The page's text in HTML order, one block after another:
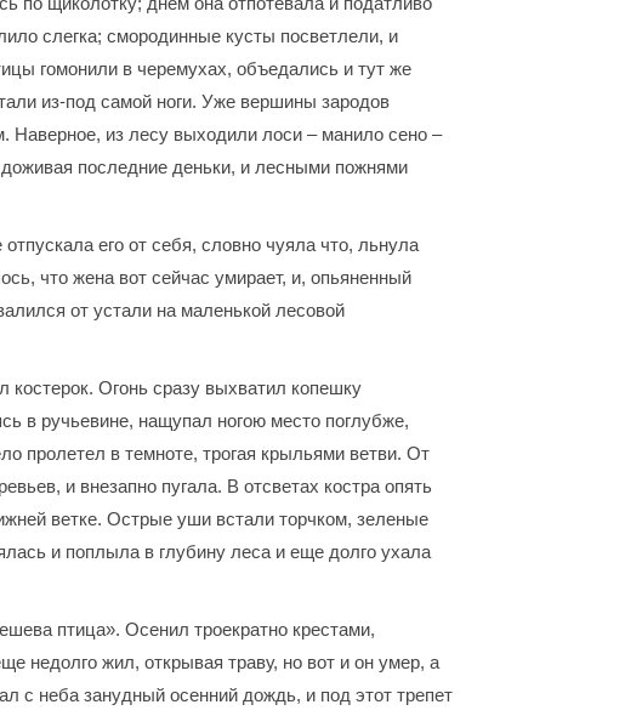
слегка; смородинные кусты посветлели, и
гомонили в черемухах, объедались и тут же
из-под самой ноги. Уже вершины зародов
Наверное, из лесу выходили лоси – манило сено –
последние деньки, и лесными пожнями
его от себя, словно чуяла что, льнула
что жена вот сейчас умирает, и, опьяненный
от устали на маленькой лесовой
Огонь сразу выхватил копешку
в ручьевине, нащупал ногою место поглубже,
пролетел в темноте, трогая крыльями ветви. От
и внезапно пугала. В отсветах костра опять
ветке. Острые уши встали торчком, зеленые
и поплыла в глубину леса и еще долго ухала
птица». Осенил троекратно крестами,
недолго жил, открывая траву, но вот и он умер, а
с неба занудный осенний дождь, и под этот трепет